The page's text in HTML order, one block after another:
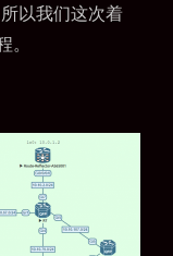
以我们这次着